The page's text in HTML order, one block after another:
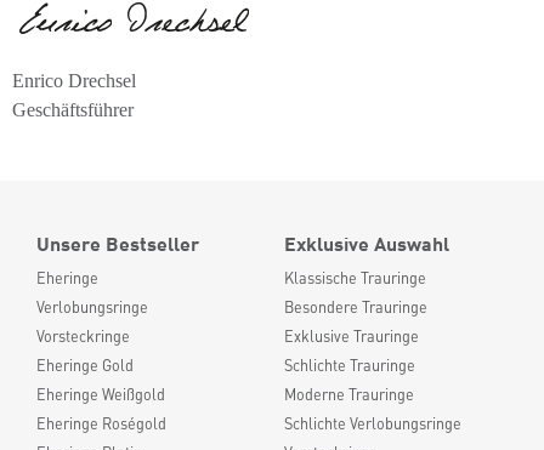
Enrico Drechsel
Geschäftsführer
Unsere Bestseller
Eheringe
Verlobungsringe
Vorsteckringe
Eheringe Gold
Eheringe Weißgold
Eheringe Roségold
Exklusive Auswahl
Klassische Trauringe
Besondere Trauringe
Exklusive Trauringe
Schlichte Trauringe
Moderne Trauringe
Schlichte Verlobungsringe